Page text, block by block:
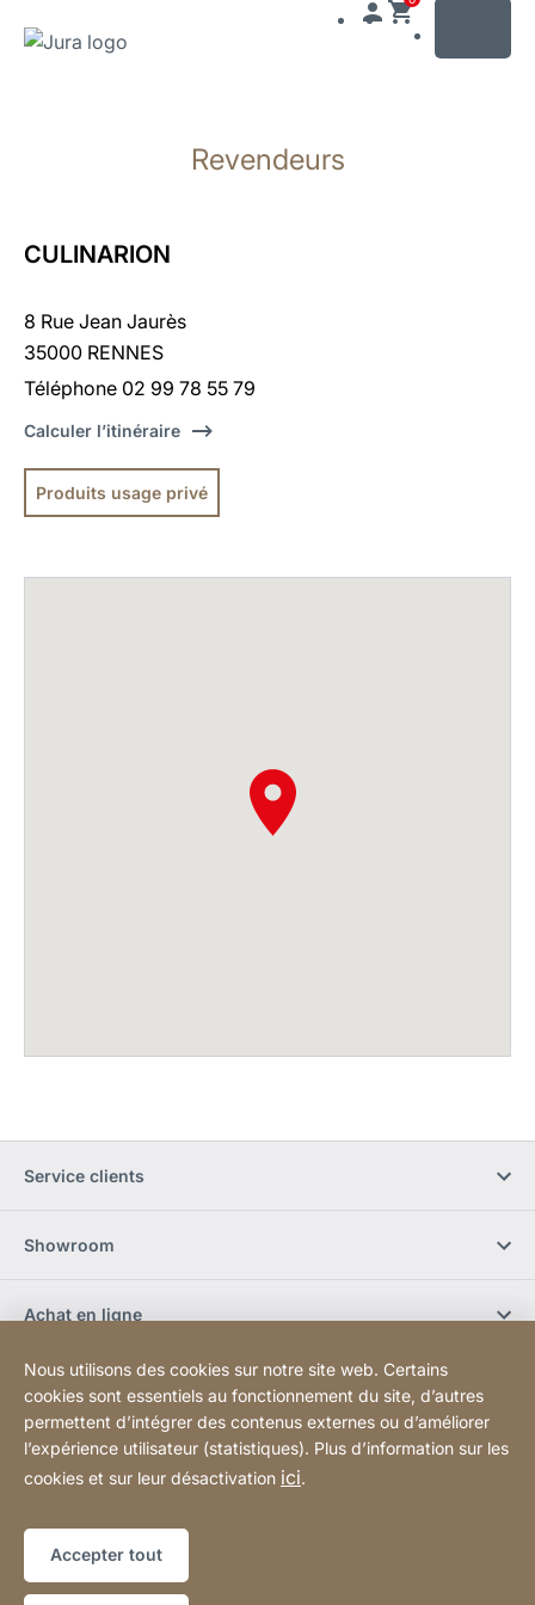
recherche
Revendeurs
CULINARION
8 Rue Jean Jaurès
35000 RENNES
Téléphone 02 99 78 55 79
Calculer l’itinéraire
Produits usage privé
Service clients
Showroom
Achat en ligne
Réseaux sociaux
Site
Web
[Website
information]
Plan du site
Nous utilisons des cookies sur notre site web. Certains
cookies sont essentiels au fonctionnement du site, d’autres
permettent d’intégrer des contenus externes ou d’améliorer
l’expérience utilisateur (statistiques). Plus d’information sur les
cookies et sur leur désactivation ici.
Accepter tout